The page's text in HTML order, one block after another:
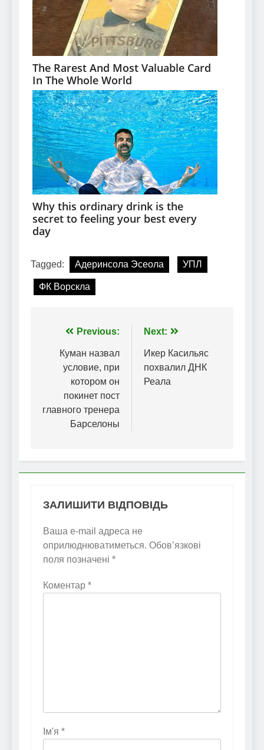
Tagged: Адеринсола Эсеола УПЛ
ФК Ворскла
Навігація
записів
Previous:
Куман назвал
условие, при
котором он
покинет пост
главного тренера
Барселоны
Next:
Икер Касильяс
похвалил ДНК
Реала
ЗАЛИШИТИ ВІДПОВІДЬ
Ваша e-mail адреса не
оприлюднюватиметься. Обов’язкові
поля позначені *
Коментар *
Ім'я *